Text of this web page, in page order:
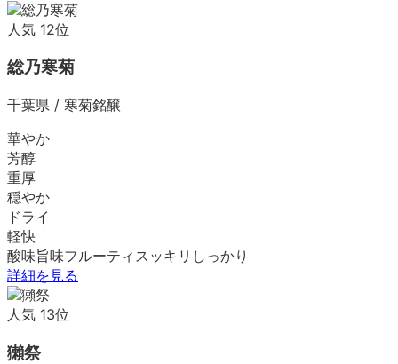
人気 12位
総乃寒菊
千葉県 / 寒菊銘醸
華やか
芳醇
重厚
穏やか
ドライ
軽快
酸味旨味フルーティ スッキリ しっかり
詳細を見る
人気 13位
獺祭